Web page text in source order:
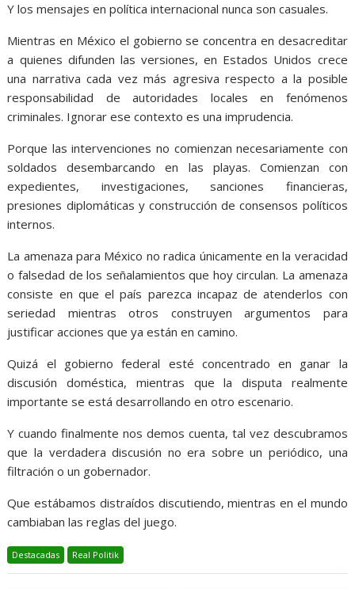
Y los mensajes en política internacional nunca son casuales.
Mientras en México el gobierno se concentra en desacreditar
a quienes difunden las versiones, en Estados Unidos crece
una narrativa cada vez más agresiva respecto a la posible
responsabilidad de autoridades locales en fenómenos
criminales. Ignorar ese contexto es una imprudencia.
Porque las intervenciones no comienzan necesariamente con
soldados desembarcando en las playas. Comienzan con
expedientes, investigaciones, sanciones financieras,
presiones diplomáticas y construcción de consensos políticos
internos.
La amenaza para México no radica únicamente en la veracidad
o falsedad de los señalamientos que hoy circulan. La amenaza
consiste en que el país parezca incapaz de atenderlos con
seriedad mientras otros construyen argumentos para
justificar acciones que ya están en camino.
Quizá el gobierno federal esté concentrado en ganar la
discusión doméstica, mientras que la disputa realmente
importante se está desarrollando en otro escenario.
Y cuando finalmente nos demos cuenta, tal vez descubramos
que la verdadera discusión no era sobre un periódico, una
filtración o un gobernador.
Que estábamos distraídos discutiendo, mientras en el mundo
cambiaban las reglas del juego.
Destacadas Real Politik